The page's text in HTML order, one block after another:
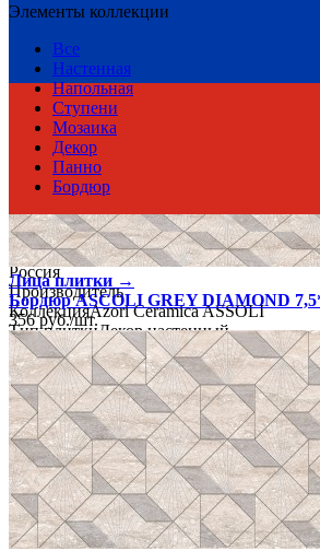
Россия
Производитель
КоллекцияAzori Ceramica ASSOLI
Тип плиткиДекор настенный
Размеры
Размеры31.5х63 см
Ширина31.5 см
Длина63 см
Свойства
Назначение Ванная комната, Кухня
МатериалКерамика
ПоверхностьШелк, Сатин
ЦветСветло-серый
Элементы коллекции
Все
Настенная
Напольная
Ступени
Мозаика
Декор
Панно
Бордюр
Лица плитки →
Бордюр ASCOLI GREY DIAMOND
356 руб./шт.